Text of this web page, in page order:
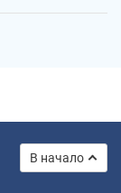
В начало